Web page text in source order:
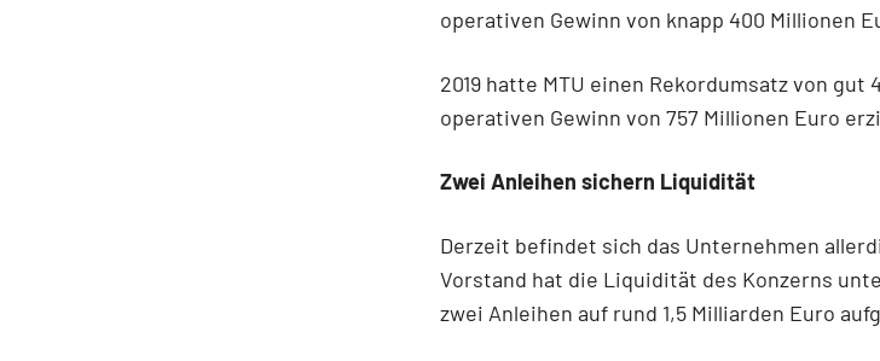
operativen Gewinn von knapp 400 Millionen
2019 hatte MTU einen Rekordumsatz von gut
operativen Gewinn von 757 Millionen Euro
Zwei Anleihen sichern Liquidität
Derzeit befindet sich das Unternehmen
Vorstand hat die Liquidität des Konzerns
zwei Anleihen auf rund 1,5 Milliarden Euro